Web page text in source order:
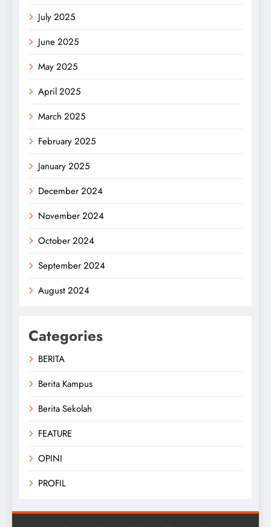
July 2025
June 2025
May 2025
April 2025
March 2025
February 2025
January 2025
December 2024
November 2024
October 2024
September 2024
August 2024
Categories
BERITA
Berita Kampus
Berita Sekolah
FEATURE
OPINI
PROFIL